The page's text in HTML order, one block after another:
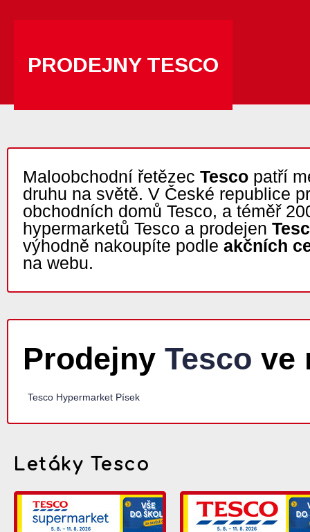
PRODEJNY TESCO
Maloobchodní řetězec Tesco patří
druhu na světě. V České republice
obchodních domů Tesco, a téměř
hypermarketů Tesco a prodejen
výhodně nakoupíte podle akčních
na webu.
Prodejny Tesco ve
Tesco Hypermarket Písek
Letáky Tesco